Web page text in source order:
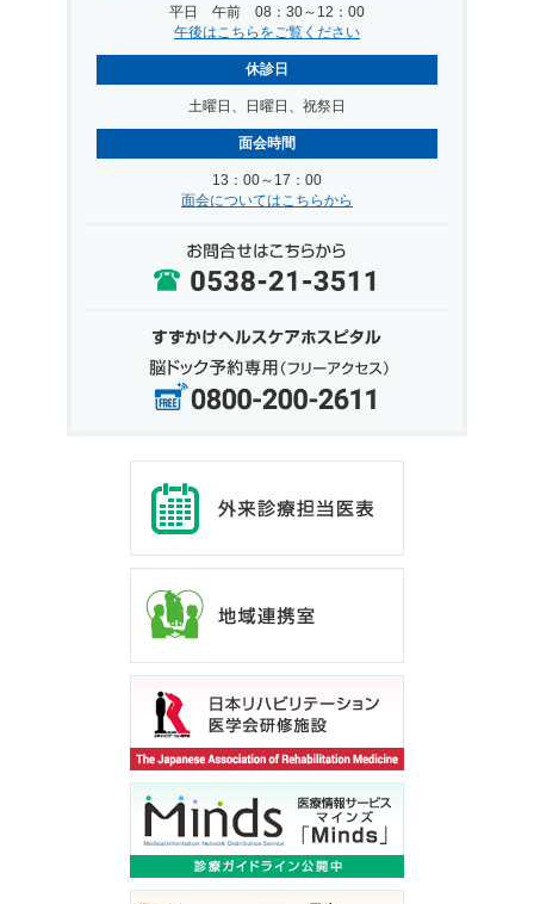
平日 午前 08：30～12：00
午後はこちらをご覧ください
休診日
土曜日、日曜日、祝祭日
面会時間
13：00～17：00
面会についてはこちらから